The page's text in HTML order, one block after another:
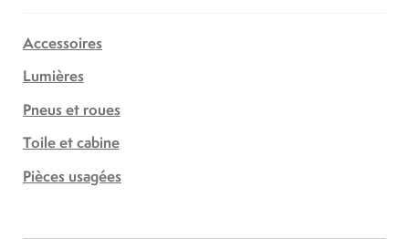
Accessoires
Lumières
Pneus et roues
Toile et cabine
Pièces usagées